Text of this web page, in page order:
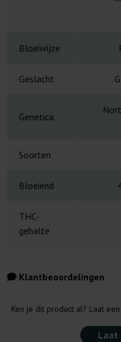
Bloeiwijze
Geslacht
Genetica
Soorten
Bloeiend
THC-
gehalte
Klantbeoordelingen
Ken je dit product al? Laat
Laat